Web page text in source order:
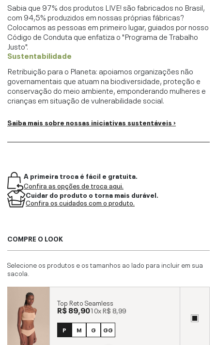
Sabia que 97% dos produtos LIVE! são fabricados no Brasil,
com 94,5% produzidos em nossas próprias fábricas?
Colocamos as pessoas em primeiro lugar, guiados por nosso
Código de Conduta que enfatiza o "Programa de Trabalho
Justo".
Sustentabilidade
Retribuição para o Planeta: apoiamos organizações não
governamentais que atuam na biodiversidade, proteção e
conservação do meio ambiente, emponderando mulheres e
crianças em situação de vulnerabilidade social.
Saiba mais sobre nossas iniciativas sustentáveis ›
A primeira troca é fácil e gratuita.
Confira as opções de troca aqui.
Cuidar do produto o torna mais durável.
Confira os cuidados com o produto.
COMPRE O LOOK
Selecione os produtos e os tamanhos ao lado para incluir em sua
sacola.
Top Reto Seamless
R$ 89,9010xR$ 8,99
P M G GG